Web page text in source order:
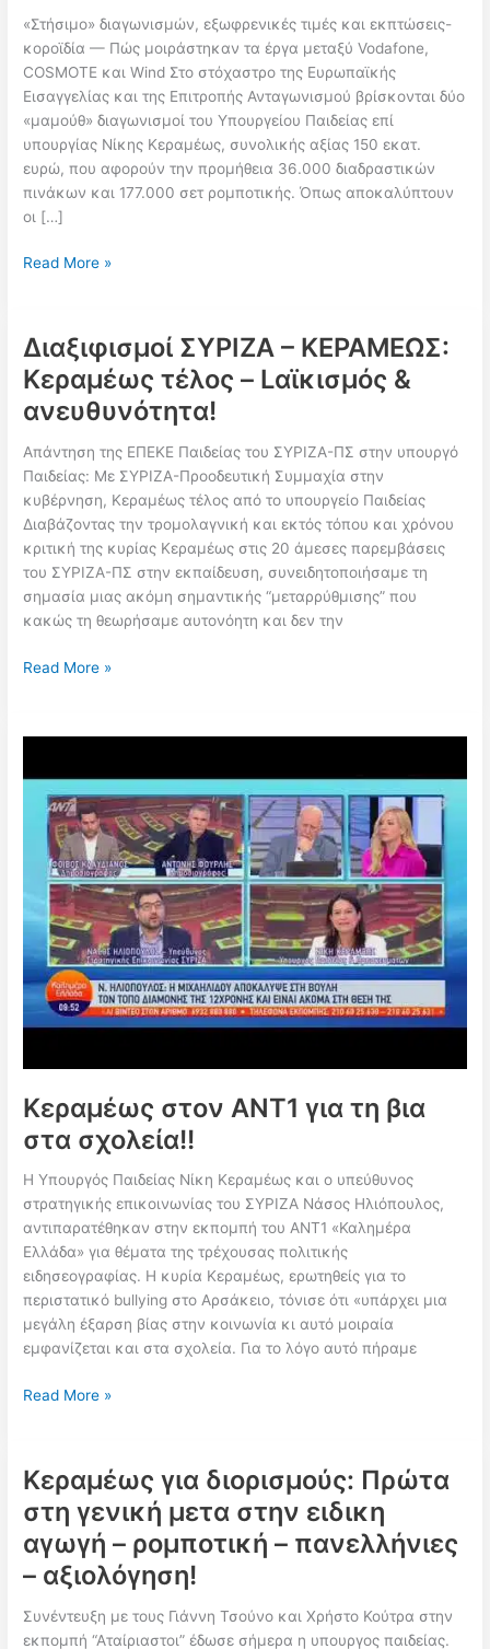
«Στήσιμο» διαγωνισμών, εξωφρενικές τιμές και εκπτώσεις-
κοροϊδία — Πώς μοιράστηκαν τα έργα μεταξύ Vodafone,
COSMOTE και Wind Στο στόχαστρο της Ευρωπαϊκής
Εισαγγελίας και της Επιτροπής Ανταγωνισμού βρίσκονται δύο
«μαμούθ» διαγωνισμοί του Υπουργείου Παιδείας επί
υπουργίας Νίκης Κεραμέως, συνολικής αξίας 150 εκατ.
ευρώ, που αφορούν την προμήθεια 36.000 διαδραστικών
πινάκων και 177.000 σετ ρομποτικής. Όπως αποκαλύπτουν
οι […]
Υπουργείο
μικροσκόπιο
της
Ευρωπαϊκής
Εισαγγελίας
«χρυσές»
προμήθειες
150
εκατ.
ευρώ
επί
Κεραμέως
Read More »
Διαξιφισμοί ΣΥΡΙΖΑ – ΚΕΡΑΜΕΩΣ:
Κεραμέως τέλος – Lαϊκισμός &
ανευθυνότητα!
Απάντηση της ΕΠΕΚΕ Παιδείας του ΣΥΡΙΖΑ-ΠΣ στην υπουργό
Παιδείας: Με ΣΥΡΙΖΑ-Προοδευτική Συμμαχία στην
κυβέρνηση, Κεραμέως τέλος από το υπουργείο Παιδείας
Διαβάζοντας την τρομολαγνική και εκτός τόπου και χρόνου
κριτική της κυρίας Κεραμέως στις 20 άμεσες παρεμβάσεις
του ΣΥΡΙΖΑ-ΠΣ στην εκπαίδευση, συνειδητοποιήσαμε τη
σημασία μιας ακόμη σημαντικής “μεταρρύθμισης” που
κακώς τη θεωρήσαμε αυτονόητη και δεν την
Διαξιφισμοί
ΚΕΡΑΜΕΩΣ:
τέλος
Lαϊκισμός
ανευθυνότητα!
Read More »
Κεραμέως στον ΑΝΤ1 για τη βια
στα σχολεία!!
Η Υπουργός Παιδείας Νίκη Κεραμέως και ο υπεύθυνος
στρατηγικής επικοινωνίας του ΣΥΡΙΖΑ Νάσος Ηλιόπουλος,
αντιπαρατέθηκαν στην εκπομπή του ΑΝΤ1 «Καλημέρα
Ελλάδα» για θέματα της τρέχουσας πολιτικής
ειδησεογραφίας. Η κυρία Κεραμέως, ερωτηθείς για το
περιστατικό bullying στο Αρσάκειο, τόνισε ότι «υπάρχει μια
μεγάλη έξαρση βίας στην κοινωνία κι αυτό μοιραία
εμφανίζεται και στα σχολεία. Για το λόγο αυτό πήραμε
Κεραμέως
για
τη
βια
στα
σχολεία!!
Read More »
Κεραμέως για διορισμούς: Πρώτα
στη γενική μετα στην ειδικη
αγωγή – ρομποτική – πανελλήνιες
– αξιολόγηση!
Συνέντευξη με τους Γιάννη Τσούνο και Χρήστο Κούτρα στην
εκπομπή “Αταίριαστοι” έδωσε σήμερα η υπουργος παιδείας.